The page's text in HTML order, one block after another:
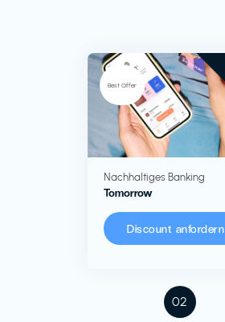
02
Best Offer
Nachhaltiges Banking
Tomorrow
Discount anfordern